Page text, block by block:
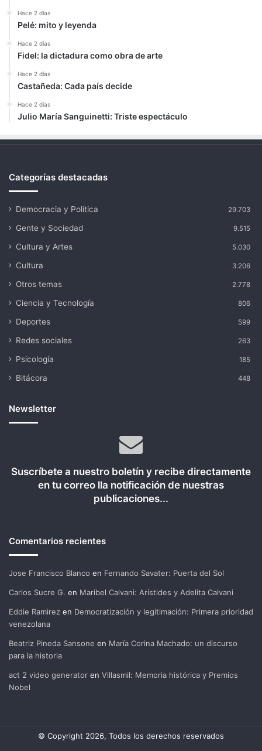
Hace 2 días
Pelé: mito y leyenda
Hace 2 días
Fidel: la dictadura como obra de arte
Hace 2 días
Castañeda: Cada país decide
Hace 2 días
Julio María Sanguinetti: Triste espectáculo
Categorías destacadas
Democracia y Política 29.703
Gente y Sociedad 9.515
Cultura y Artes 5.030
Cultura 3.206
Otros temas 2.778
Ciencia y Tecnología 806
Deportes 599
Redes sociales 263
Psicología 185
Bitácora 448
Newsletter
Suscríbete a nuestro boletín y recibe directamente
en tu correo lla notificación de nuestras
publicaciones...
Comentarios recientes
Jose Francisco Blanco en Fernando Savater: Puerta del Sol
Carlos Sucre G. en Maribel Calvani: Arístides y Adelita Calvani
Eddie Ramirez en Democratización y legitimación: Primera prioridad
venezolana
Beatriz Pineda Sansone en María Corina Machado: un discurso
para la historia
act 2 video generator en Villasmil: Memoria histórica y Premios
Nobel
© Copyright 2026, Todos los derechos reservados